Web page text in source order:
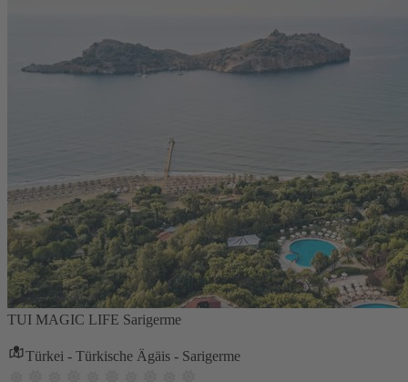
TUI MAGIC LIFE Sarigerme
Türkei - Türkische Ägäis - Sarigerme